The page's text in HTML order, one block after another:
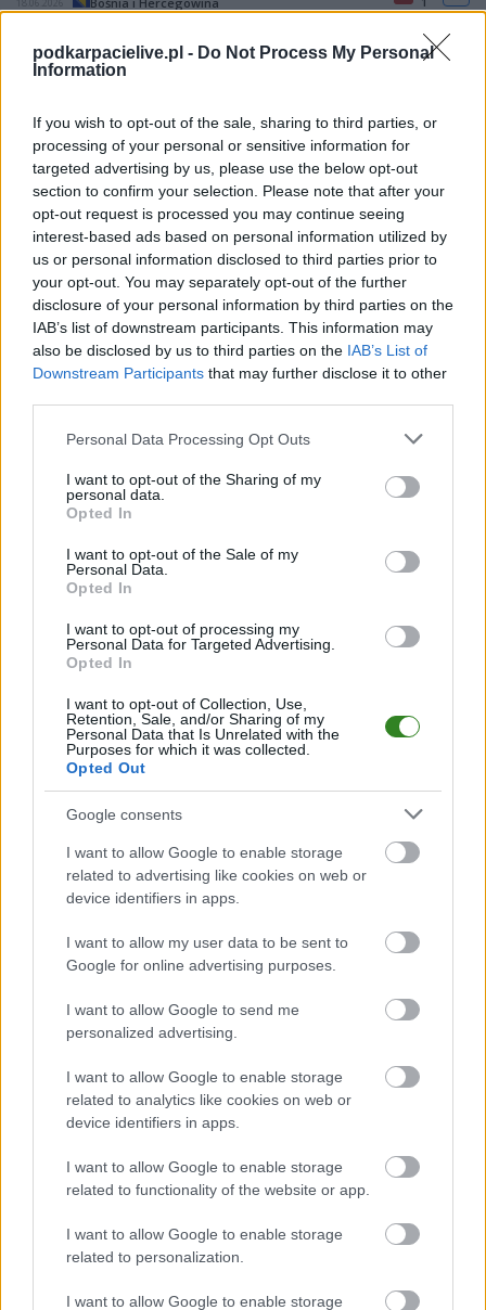
podkarpacielive.pl - Do Not Process My Personal
Information
If you wish to opt-out of the sale, sharing to third parties, or
processing of your personal or sensitive information for
targeted advertising by us, please use the below opt-out
section to confirm your selection. Please note that after your
opt-out request is processed you may continue seeing
interest-based ads based on personal information utilized by
us or personal information disclosed to third parties prior to
your opt-out. You may separately opt-out of the further
disclosure of your personal information by third parties on the
IAB’s list of downstream participants. This information may
also be disclosed by us to third parties on the IAB’s List of
Downstream Participants that may further disclose it to other
Please note that this website/app uses one or more Google
not limited to your visit or usage behaviour. You may click to
grant or deny consent to Google and its third-party tags to
use your data for below specified purposes in below Google
consent section.
Personal Data Processing Opt Outs
I want to opt-out of the Sharing of my
personal data.
Opted In
I want to opt-out of the Sale of my
Personal Data.
Opted In
I want to opt-out of processing my
Personal Data for Targeted Advertising.
Opted In
I want to opt-out of Collection, Use,
Retention, Sale, and/or Sharing of my
Personal Data that Is Unrelated with the
Purposes for which it was collected.
Opted Out
Google consents
I want to allow Google to enable storage
related to advertising like cookies on web or
device identifiers in apps.
I want to allow my user data to be sent to
Google for online advertising purposes.
I want to allow Google to send me
personalized advertising.
I want to allow Google to enable storage
related to analytics like cookies on web or
device identifiers in apps.
I want to allow Google to enable storage
related to functionality of the website or app.
I want to allow Google to enable storage
related to personalization.
I want to allow Google to enable storage
12.06.2026
Bośnia i Hercegowina
1
1
Spotkanie pomiędzyKanada i Bośnia i Hercegowinarozegrane
zostanie w ramach gr. B - MŚ 2026 (1. kolejki - gr. B (MŚ 2026)).
Na stronie PodkarpacieLive.plznajdzieszwynik meczu, strzelców
bramek, kartki, składy, statystyki i informacje o przebiegu
spotkania . To kompletne źródło danych dla kibiców i pasjonatów
lokalnej piłki nożnej. Jeżeli aktualnie nie widzisz tutaj danych z pewnością
pracujemy nad tym żeby je uzupełnić.
Wynik meczu Kanada vs Bośnia i Hercegowina
Po zakończeniu spotkania automatycznie publikujemyoficjalny wynik
spotkania, a także dane meczowe, jeśli są dostępne.
Pełny harmonogram rozgrywek dostępny jest tutaj: gr. B - MŚ 2026 -
terminarz
W miarę dostępności danych, publikujemy
składy wyjściowe,
aktualizujemy zależnie od poziomu ligi i dostępnych źródeł.
Śledź mecze swojej drużyny
Jeśli jesteś kibicem klubu Kanada lub Bośnia i Hercegowina - zaglądaj tutaj
częściej. Nasz serwis regularnie dostarcza informacje oterminach
meczów, wynikach, transferach i newsach klubowych
PodkarpacieLive.pl to największa baza
piłkarskichw województwie. Sprawdź nasze relacje, śledź ulubioną ligę i
bądź na bieżąco z wydarzeniami z boisk!
Analiza przed meczem: Kanada vs Bośnia i Hercegowina
Kanada - Bośnia i Hercegowinaodbędzie się w ramach 1. kolejki
- gr. B (MŚ 2026). Spotkanie zostanie rozegrane w dniu 12 czerwca 2026.
Początek meczu o godz. 21:00.
KanadaorazBośnia i Hercegowinazmierzą się w fazie grupowej gr. B -
MŚ 2026. Poniżej znajdziesz aktualną tabelę grupy oraz ostatnie mecze
gr. B - MŚ 2026 - sytuacja w tabeli
Przed meczami 1. kolejki - gr. B (MŚ 2026) gospodarze (Kanada) zajmują
miejscu.
Poniżej znajdziesz także ostatnie mecze obu drużyn oraz statystyki
Kanada vs. Bośnia i Hercegowina - relacja, wynik na żywo,
transmisja
Wynik meczu Kanada - Bośnia i Hercegowina znajdziesz na naszej stronie
zaraz po jego zakończeniu. Jeżeli szukasz informacji meczowych, zajrzyj
Kanada vs. Bośnia i Hercegowina - wynik, składy, strzelcy
Jeżeli w internecie lub TV dostępna jest
albo innych spotkań gr. B - MŚ 2026
na pewno znajdziesz takie informacje na naszym portalu. Możliwe jednak,
że nigdzie nie pojawi się stream online z tego pojedynku. Śledź portal
Asseco Resovia| Developres Rzeszów |ITA TOOLS Stal Mielec